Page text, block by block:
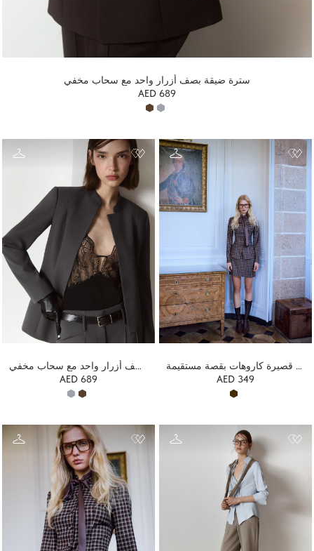
سترة ضيقة بصف أزرار واحد مع سحاب مخفي
AED 689
سترة ضيقة بصف أزرار واحد مع سحاب مخفي
AED 689
تنورة قصيرة كاروهات بقصة مستقيمة
AED 349